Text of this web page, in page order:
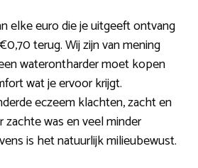
elke euro die je uitgeeft ontvang
terug. Wij zijn van mening
waterontharder moet kopen
wat je ervoor krijgt.
eczeem klachten, zacht en
zachte was en veel minder
is het natuurlijk milieubewust.